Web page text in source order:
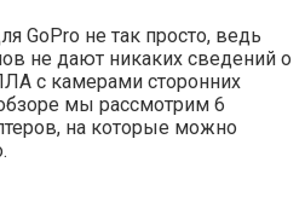
GoPro не так просто, ведь
не дают никаких сведений о
с камерами сторонних
мы рассмотрим 6
на которые можно